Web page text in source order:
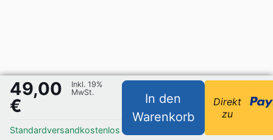
49,00
€
Inkl. 19%
MwSt.
Standardversandkostenlos
In den
Warenkorb
Direkt
zu